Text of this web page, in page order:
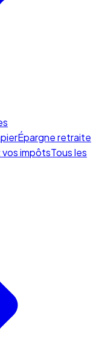
Épargne retraite
impôtsTous les